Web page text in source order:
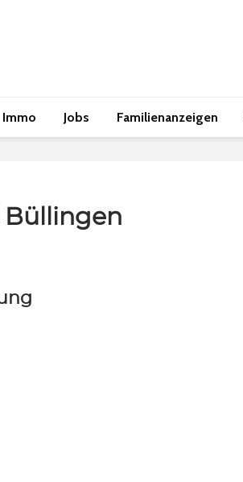
Immo Jobs Familienanzeigen
Büllingen